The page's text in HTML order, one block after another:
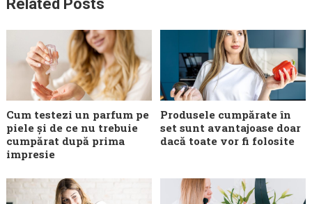
Related Posts
Cum testezi un parfum pe
piele și de ce nu trebuie
cumpărat după prima
impresie
Produsele cumpărate în
set sunt avantajoase doar
dacă toate vor fi folosite